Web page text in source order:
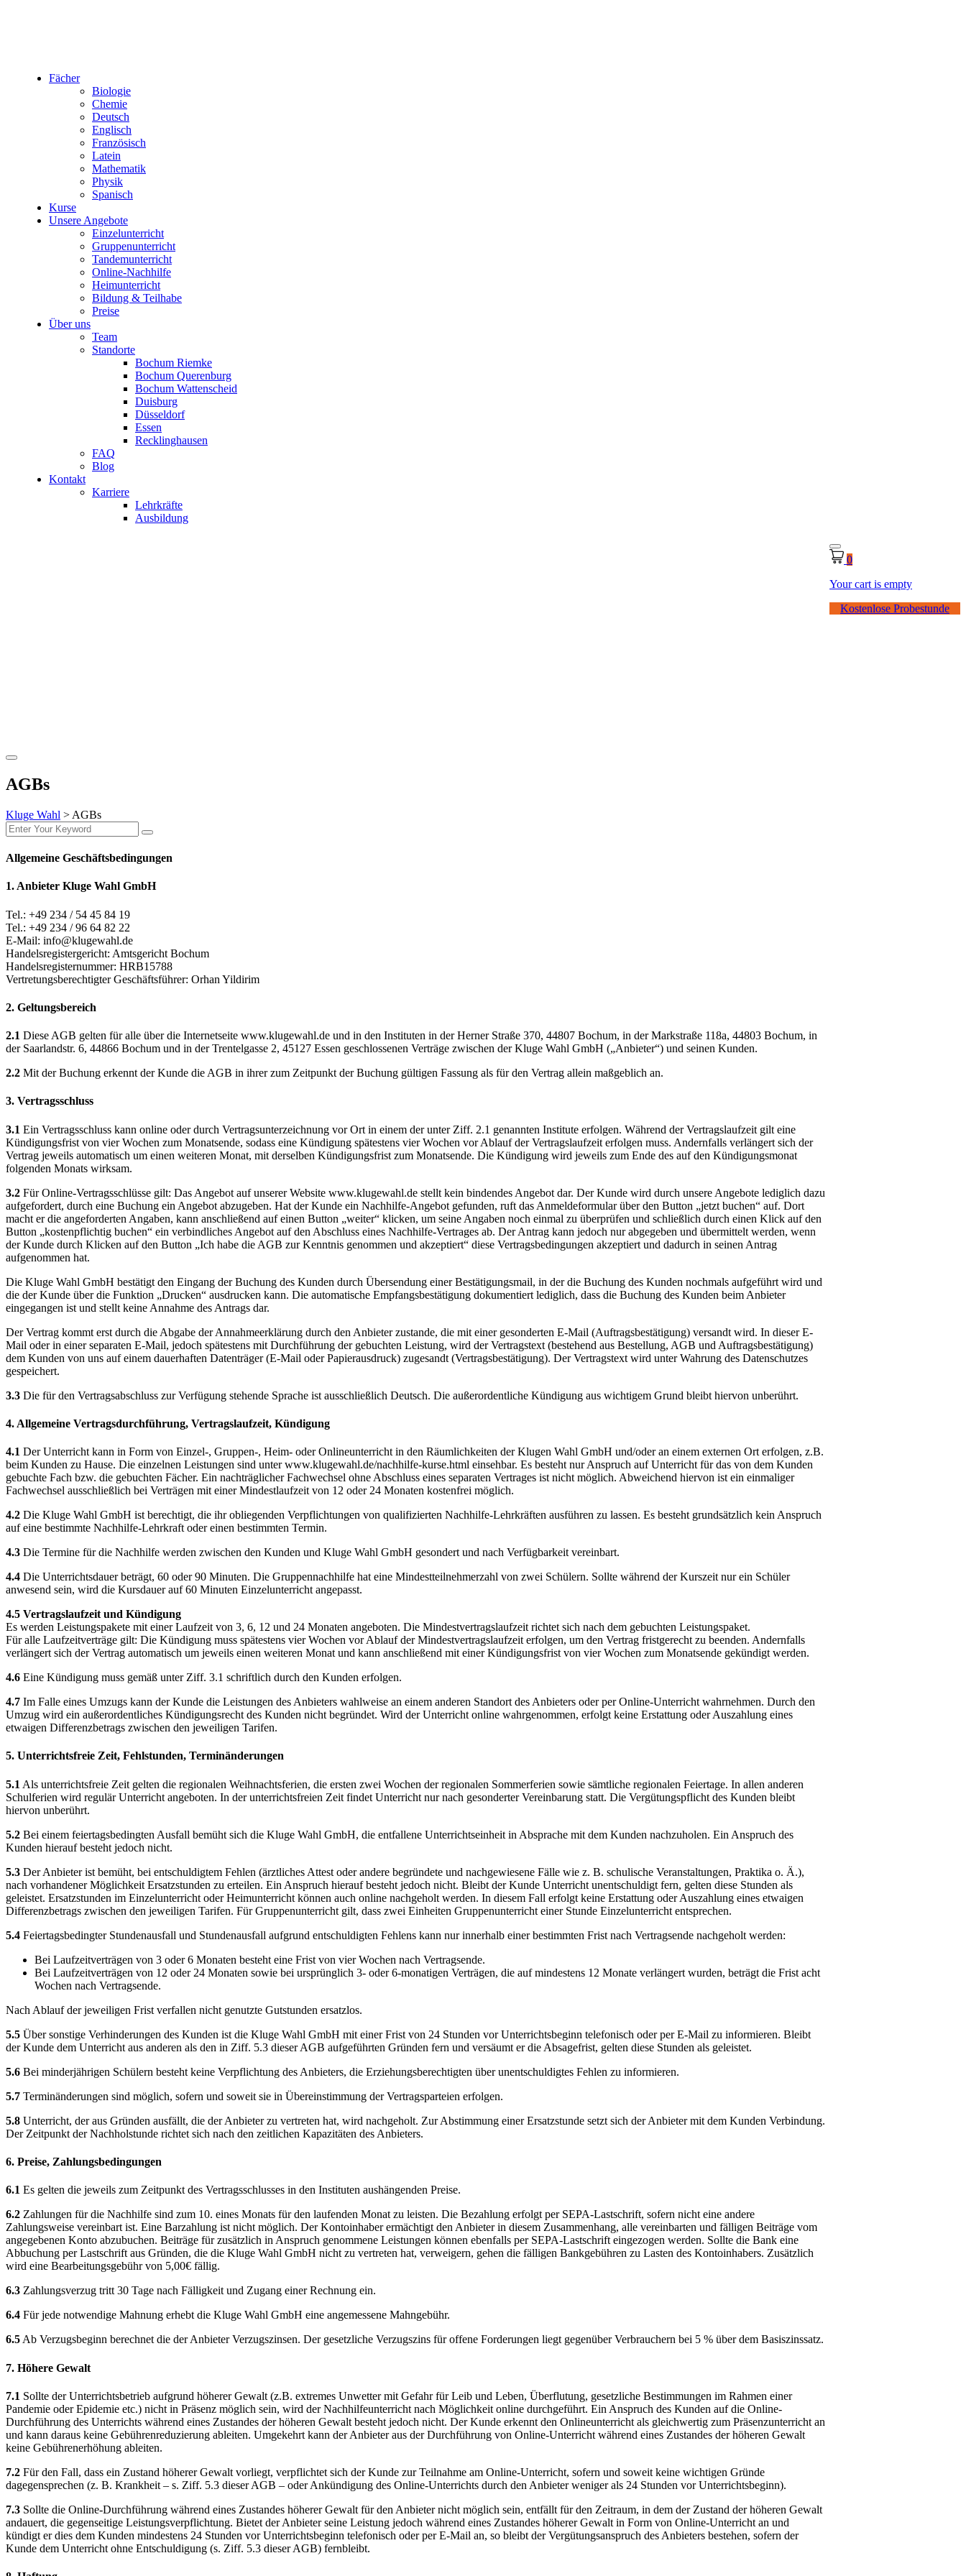
Fächer
Biologie
Chemie
Deutsch
Englisch
Französisch
Latein
Mathematik
Physik
Spanisch
Kurse
Unsere Angebote
Einzelunterricht
Gruppenunterricht
Tandemunterricht
Online-Nachhilfe
Heimunterricht
Bildung & Teilhabe
Preise
Über uns
Team
Standorte
Bochum Riemke
Bochum Querenburg
Bochum Wattenscheid
Duisburg
Düsseldorf
Essen
Recklinghausen
FAQ
Blog
Kontakt
Karriere
Lehrkräfte
Ausbildung
0
Your cart is empty
Kostenlose Probestunde
AGBs
Kluge Wahl > AGBs
Allgemeine Geschäftsbedingungen
1. Anbieter Kluge Wahl GmbH
Tel.: +49 234 / 54 45 84 19
Tel.: +49 234 / 96 64 82 22
E-Mail: info@klugewahl.de
Handelsregistergericht: Amtsgericht Bochum
Handelsregisternummer: HRB15788
Vertretungsberechtigter Geschäftsführer: Orhan Yildirim
2. Geltungsbereich
2.1 Diese AGB gelten für alle über die Internetseite www.klugewahl.de und in den Instituten in der Herner Straße 370, 44807 Bochum, in der Markstraße 118a, 44803 Bochum, in
der Saarlandstr. 6, 44866 Bochum und in der Trentelgasse 2, 45127 Essen geschlossenen Verträge zwischen der Kluge Wahl GmbH („Anbieter“) und seinen Kunden.
2.2 Mit der Buchung erkennt der Kunde die AGB in ihrer zum Zeitpunkt der Buchung gültigen Fassung als für den Vertrag allein maßgeblich an.
3. Vertragsschluss
3.1 Ein Vertragsschluss kann online oder durch Vertragsunterzeichnung vor Ort in einem der unter Ziff. 2.1 genannten Institute erfolgen. Während der Vertragslaufzeit gilt eine
Kündigungsfrist von vier Wochen zum Monatsende, sodass eine Kündigung spätestens vier Wochen vor Ablauf der Vertragslaufzeit erfolgen muss. Andernfalls verlängert sich der
Vertrag jeweils automatisch um einen weiteren Monat, mit derselben Kündigungsfrist zum Monatsende. Die Kündigung wird jeweils zum Ende des auf den Kündigungsmonat
folgenden Monats wirksam.
3.2 Für Online-Vertragsschlüsse gilt: Das Angebot auf unserer Website www.klugewahl.de stellt kein bindendes Angebot dar. Der Kunde wird durch unsere Angebote lediglich dazu
aufgefordert, durch eine Buchung ein Angebot abzugeben. Hat der Kunde ein Nachhilfe-Angebot gefunden, ruft das Anmeldeformular über den Button „jetzt buchen“ auf. Dort
macht er die angeforderten Angaben, kann anschließend auf einen Button „weiter“ klicken, um seine Angaben noch einmal zu überprüfen und schließlich durch einen Klick auf den
Button „kostenpflichtig buchen“ ein verbindliches Angebot auf den Abschluss eines Nachhilfe-Vertrages ab. Der Antrag kann jedoch nur abgegeben und übermittelt werden, wenn
der Kunde durch Klicken auf den Button „Ich habe die AGB zur Kenntnis genommen und akzeptiert“ diese Vertragsbedingungen akzeptiert und dadurch in seinen Antrag
aufgenommen hat.
Die Kluge Wahl GmbH bestätigt den Eingang der Buchung des Kunden durch Übersendung einer Bestätigungsmail, in der die Buchung des Kunden nochmals aufgeführt wird und
die der Kunde über die Funktion „Drucken“ ausdrucken kann. Die automatische Empfangsbestätigung dokumentiert lediglich, dass die Buchung des Kunden beim Anbieter
eingegangen ist und stellt keine Annahme des Antrags dar.
Der Vertrag kommt erst durch die Abgabe der Annahmeerklärung durch den Anbieter zustande, die mit einer gesonderten E-Mail (Auftragsbestätigung) versandt wird. In dieser E-
Mail oder in einer separaten E-Mail, jedoch spätestens mit Durchführung der gebuchten Leistung, wird der Vertragstext (bestehend aus Bestellung, AGB und Auftragsbestätigung)
dem Kunden von uns auf einem dauerhaften Datenträger (E-Mail oder Papierausdruck) zugesandt (Vertragsbestätigung). Der Vertragstext wird unter Wahrung des Datenschutzes
gespeichert.
3.3 Die für den Vertragsabschluss zur Verfügung stehende Sprache ist ausschließlich Deutsch. Die außerordentliche Kündigung aus wichtigem Grund bleibt hiervon unberührt.
4. Allgemeine Vertragsdurchführung, Vertragslaufzeit, Kündigung
4.1 Der Unterricht kann in Form von Einzel-, Gruppen-, Heim- oder Onlineunterricht in den Räumlichkeiten der Klugen Wahl GmbH und/oder an einem externen Ort erfolgen, z.B.
beim Kunden zu Hause. Die einzelnen Leistungen sind unter www.klugewahl.de/nachhilfe-kurse.html einsehbar. Es besteht nur Anspruch auf Unterricht für das von dem Kunden
gebuchte Fach bzw. die gebuchten Fächer. Ein nachträglicher Fachwechsel ohne Abschluss eines separaten Vertrages ist nicht möglich. Abweichend hiervon ist ein einmaliger
Fachwechsel ausschließlich bei Verträgen mit einer Mindestlaufzeit von 12 oder 24 Monaten kostenfrei möglich.
4.2 Die Kluge Wahl GmbH ist berechtigt, die ihr obliegenden Verpflichtungen von qualifizierten Nachhilfe-Lehrkräften ausführen zu lassen. Es besteht grundsätzlich kein Anspruch
auf eine bestimmte Nachhilfe-Lehrkraft oder einen bestimmten Termin.
4.3 Die Termine für die Nachhilfe werden zwischen den Kunden und Kluge Wahl GmbH gesondert und nach Verfügbarkeit vereinbart.
4.4 Die Unterrichtsdauer beträgt, 60 oder 90 Minuten. Die Gruppennachhilfe hat eine Mindestteilnehmerzahl von zwei Schülern. Sollte während der Kurszeit nur ein Schüler
anwesend sein, wird die Kursdauer auf 60 Minuten Einzelunterricht angepasst.
4.5 Vertragslaufzeit und Kündigung
Es werden Leistungspakete mit einer Laufzeit von 3, 6, 12 und 24 Monaten angeboten. Die Mindestvertragslaufzeit richtet sich nach dem gebuchten Leistungspaket.
Für alle Laufzeitverträge gilt: Die Kündigung muss spätestens vier Wochen vor Ablauf der Mindestvertragslaufzeit erfolgen, um den Vertrag fristgerecht zu beenden. Andernfalls
verlängert sich der Vertrag automatisch um jeweils einen weiteren Monat und kann anschließend mit einer Kündigungsfrist von vier Wochen zum Monatsende gekündigt werden.
4.6 Eine Kündigung muss gemäß unter Ziff. 3.1 schriftlich durch den Kunden erfolgen.
4.7 Im Falle eines Umzugs kann der Kunde die Leistungen des Anbieters wahlweise an einem anderen Standort des Anbieters oder per Online-Unterricht wahrnehmen. Durch den
Umzug wird ein außerordentliches Kündigungsrecht des Kunden nicht begründet. Wird der Unterricht online wahrgenommen, erfolgt keine Erstattung oder Auszahlung eines
etwaigen Differenzbetrags zwischen den jeweiligen Tarifen.
5. Unterrichtsfreie Zeit, Fehlstunden, Terminänderungen
5.1 Als unterrichtsfreie Zeit gelten die regionalen Weihnachtsferien, die ersten zwei Wochen der regionalen Sommerferien sowie sämtliche regionalen Feiertage. In allen anderen
Schulferien wird regulär Unterricht angeboten. In der unterrichtsfreien Zeit findet Unterricht nur nach gesonderter Vereinbarung statt. Die Vergütungspflicht des Kunden bleibt
hiervon unberührt.
5.2 Bei einem feiertagsbedingten Ausfall bemüht sich die Kluge Wahl GmbH, die entfallene Unterrichtseinheit in Absprache mit dem Kunden nachzuholen. Ein Anspruch des
Kunden hierauf besteht jedoch nicht.
5.3 Der Anbieter ist bemüht, bei entschuldigtem Fehlen (ärztliches Attest oder andere begründete und nachgewiesene Fälle wie z. B. schulische Veranstaltungen, Praktika o. Ä.),
nach vorhandener Möglichkeit Ersatzstunden zu erteilen. Ein Anspruch hierauf besteht jedoch nicht. Bleibt der Kunde Unterricht unentschuldigt fern, gelten diese Stunden als
geleistet. Ersatzstunden im Einzelunterricht oder Heimunterricht können auch online nachgeholt werden. In diesem Fall erfolgt keine Erstattung oder Auszahlung eines etwaigen
Differenzbetrags zwischen den jeweiligen Tarifen. Für Gruppenunterricht gilt, dass zwei Einheiten Gruppenunterricht einer Stunde Einzelunterricht entsprechen.
5.4 Feiertagsbedingter Stundenausfall und Stundenausfall aufgrund entschuldigten Fehlens kann nur innerhalb einer bestimmten Frist nach Vertragsende nachgeholt werden:
Bei Laufzeitverträgen von 3 oder 6 Monaten besteht eine Frist von vier Wochen nach Vertragsende.
Bei Laufzeitverträgen von 12 oder 24 Monaten sowie bei ursprünglich 3- oder 6-monatigen Verträgen, die auf mindestens 12 Monate verlängert wurden, beträgt die Frist acht
Wochen nach Vertragsende.
Nach Ablauf der jeweiligen Frist verfallen nicht genutzte Gutstunden ersatzlos.
5.5 Über sonstige Verhinderungen des Kunden ist die Kluge Wahl GmbH mit einer Frist von 24 Stunden vor Unterrichtsbeginn telefonisch oder per E-Mail zu informieren. Bleibt
der Kunde dem Unterricht aus anderen als den in Ziff. 5.3 dieser AGB aufgeführten Gründen fern und versäumt er die Absagefrist, gelten diese Stunden als geleistet.
5.6 Bei minderjährigen Schülern besteht keine Verpflichtung des Anbieters, die Erziehungsberechtigten über unentschuldigtes Fehlen zu informieren.
5.7 Terminänderungen sind möglich, sofern und soweit sie in Übereinstimmung der Vertragsparteien erfolgen.
5.8 Unterricht, der aus Gründen ausfällt, die der Anbieter zu vertreten hat, wird nachgeholt. Zur Abstimmung einer Ersatzstunde setzt sich der Anbieter mit dem Kunden Verbindung.
Der Zeitpunkt der Nachholstunde richtet sich nach den zeitlichen Kapazitäten des Anbieters.
6. Preise, Zahlungsbedingungen
6.1 Es gelten die jeweils zum Zeitpunkt des Vertragsschlusses in den Instituten aushängenden Preise.
6.2 Zahlungen für die Nachhilfe sind zum 10. eines Monats für den laufenden Monat zu leisten. Die Bezahlung erfolgt per SEPA-Lastschrift, sofern nicht eine andere
Zahlungsweise vereinbart ist. Eine Barzahlung ist nicht möglich. Der Kontoinhaber ermächtigt den Anbieter in diesem Zusammenhang, alle vereinbarten und fälligen Beiträge vom
angegebenen Konto abzubuchen. Beiträge für zusätzlich in Anspruch genommene Leistungen können ebenfalls per SEPA-Lastschrift eingezogen werden. Sollte die Bank eine
Abbuchung per Lastschrift aus Gründen, die die Kluge Wahl GmbH nicht zu vertreten hat, verweigern, gehen die fälligen Bankgebühren zu Lasten des Kontoinhabers. Zusätzlich
wird eine Bearbeitungsgebühr von 5,00€ fällig.
6.3 Zahlungsverzug tritt 30 Tage nach Fälligkeit und Zugang einer Rechnung ein.
6.4 Für jede notwendige Mahnung erhebt die Kluge Wahl GmbH eine angemessene Mahngebühr.
6.5 Ab Verzugsbeginn berechnet die der Anbieter Verzugszinsen. Der gesetzliche Verzugszins für offene Forderungen liegt gegenüber Verbrauchern bei 5 % über dem Basiszinssatz.
7. Höhere Gewalt
7.1 Sollte der Unterrichtsbetrieb aufgrund höherer Gewalt (z.B. extremes Unwetter mit Gefahr für Leib und Leben, Überflutung, gesetzliche Bestimmungen im Rahmen einer
Pandemie oder Epidemie etc.) nicht in Präsenz möglich sein, wird der Nachhilfeunterricht nach Möglichkeit online durchgeführt. Ein Anspruch des Kunden auf die Online-
Durchführung des Unterrichts während eines Zustandes der höheren Gewalt besteht jedoch nicht. Der Kunde erkennt den Onlineunterricht als gleichwertig zum Präsenzunterricht an
und kann daraus keine Gebührenreduzierung ableiten. Umgekehrt kann der Anbieter aus der Durchführung von Online-Unterricht während eines Zustandes der höheren Gewalt
keine Gebührenerhöhung ableiten.
7.2 Für den Fall, dass ein Zustand höherer Gewalt vorliegt, verpflichtet sich der Kunde zur Teilnahme am Online-Unterricht, sofern und soweit keine wichtigen Gründe
dagegensprechen (z. B. Krankheit – s. Ziff. 5.3 dieser AGB – oder Ankündigung des Online-Unterrichts durch den Anbieter weniger als 24 Stunden vor Unterrichtsbeginn).
7.3 Sollte die Online-Durchführung während eines Zustandes höherer Gewalt für den Anbieter nicht möglich sein, entfällt für den Zeitraum, in dem der Zustand der höheren Gewalt
andauert, die gegenseitige Leistungsverpflichtung. Bietet der Anbieter seine Leistung jedoch während eines Zustandes höherer Gewalt in Form von Online-Unterricht an und
kündigt er dies dem Kunden mindestens 24 Stunden vor Unterrichtsbeginn telefonisch oder per E-Mail an, so bleibt der Vergütungsanspruch des Anbieters bestehen, sofern der
Kunde dem Unterricht ohne Entschuldigung (s. Ziff. 5.3 dieser AGB) fernbleibt.